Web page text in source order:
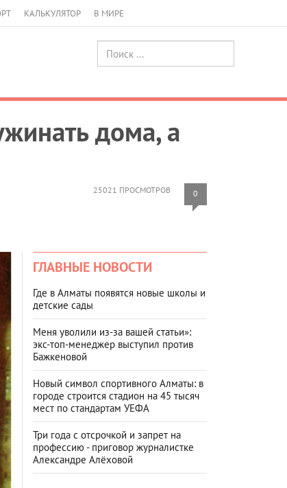
КАЛЬКУЛЯТОР В МИРЕ
дома, а
25021 ПРОСМОТРОВ 0
ГЛАВНЫЕ НОВОСТИ
Где в Алматы появятся новые школы и
детские сады
Меня уволили из-за вашей статьи»:
экс-топ-менеджер выступил против
Бажкеновой
Новый символ спортивного Алматы: в
городе строится стадион на 45 тысяч
мест по стандартам УЕФА
Три года с отсрочкой и запрет на
профессию - приговор журналистке
Александре Алёховой